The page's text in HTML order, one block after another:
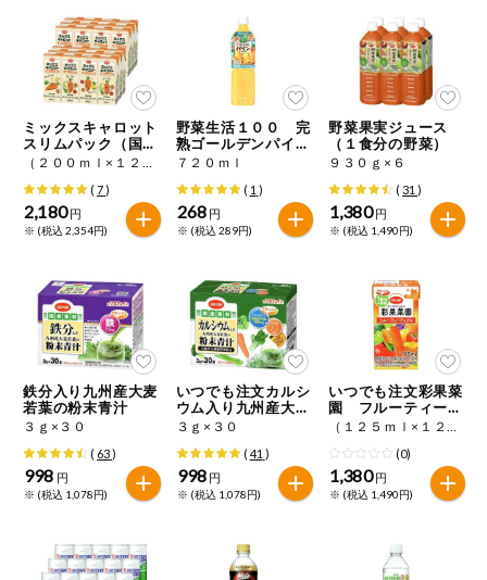
ミックスキャロット
スリムパック（国産
にんじん使用）
（２００ｍｌ×１２）×２
(7)
2,180 円
※ (税込 2,354円)
野菜生活１００ 完
熟ゴールデンパイン
ミックス
７２０ｍｌ
( 1 )
268 円
※ (税込 289円)
野菜果実ジュース
（１食分の野菜）
９３０ｇ×６
( 31 )
1,380 円
※ (税込 1,490円)
鉄分入り九州産大麦
若葉の粉末青汁
３ｇ×３０
( 63)
998 円
※ (税込 1,078円)
いつでも注文カルシ
ウム入り九州産大麦
若葉の粉末青汁
３ｇ×３０
( 41 )
998 円
※ (税込 1,078円)
いつでも注文彩果菜
園 フルーティーア
ップル
（１２５ｍｌ×１２）×２
(0)
1,380 円
※ (税込 1,490円)